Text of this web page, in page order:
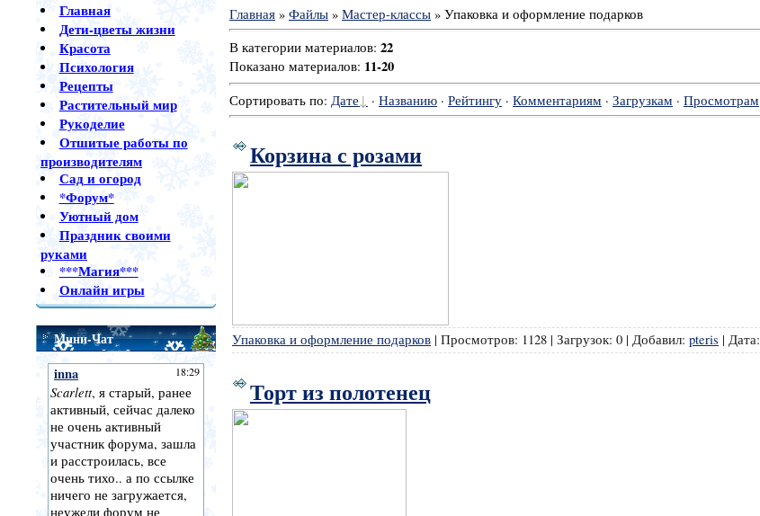
Главная
Дети-цветы жизни
Красота
Психология
Рецепты
Растительный мир
Рукоделие
Отшитые работы по
производителям
Сад и огород
*Форум*
Уютный дом
Праздник своими
руками
***Магия***
Онлайн игры
Мини-Чат
Главная» Файлы» Мастер-классы» Упаковка и оформление подарков
В категории материалов: 22
Показано материалов: 11-20
Сортировать по: Дате · Названию· Рейтингу· Комментариям · Загрузкам · Просмотрам
Корзина с розами
Упаковка и оформление подарков| Просмотров: 1128| Загрузок: 0| Добавил: pteris | Дата:
Торт из полотенец